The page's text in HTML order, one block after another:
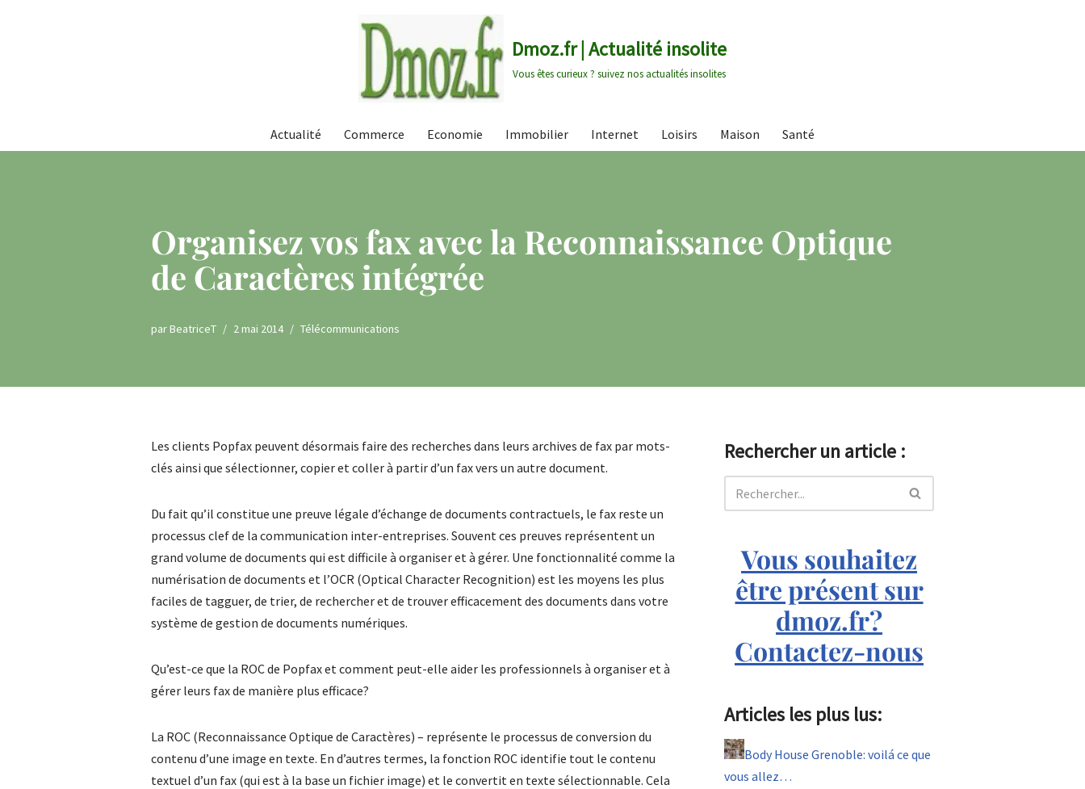
Dmoz.fr | Actualité insolite
Vous êtes curieux ? suivez nos actualités insolites
Actualité Commerce Economie Immobilier Internet Loisirs Maison Santé
Organisez vos fax avec la Reconnaissance Optique
de Caractères intégrée
parBeatriceT 2 mai 2014 Télécommunications
Les clients Popfax peuvent désormais faire des recherches dans leurs archives de fax par mots-
clés ainsi que sélectionner, copier et coller à partir d’un fax vers un autre document.
Du fait qu’il constitue une preuve légale d’échange de documents contractuels, le fax reste un
processus clef de la communication inter-entreprises. Souvent ces preuves représentent un
grand volume de documents qui est difficile à organiser et à gérer. Une fonctionnalité comme la
numérisation de documents et l’OCR (Optical Character Recognition) est les moyens les plus
faciles de tagguer, de trier, de rechercher et de trouver efficacement des documents dans votre
système de gestion de documents numériques.
Qu’est-ce que la ROC de Popfax et comment peut-elle aider les professionnels à organiser et à
gérer leurs fax de manière plus efficace?
La ROC (Reconnaissance Optique de Caractères) – représente le processus de conversion du
contenu d’une image en texte. En d’autres termes, la fonction ROC identifie tout le contenu
textuel d’un fax (qui est à la base un fichier image) et le convertit en texte sélectionnable. Cela
Rechercher un article :
Vous souhaitez
être présent sur
dmoz.fr?
Contactez-nous
Articles les plus lus:
Body House Grenoble: voilá ce que
vous allez…